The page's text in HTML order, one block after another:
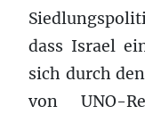
dass Israel
sich durch
von UNO-